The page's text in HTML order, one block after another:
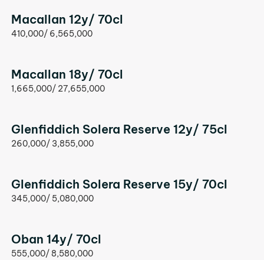
Macallan 12y/ 70cl
410,000/ 6,565,000
Macallan 18y/ 70cl
1,665,000/ 27,655,000
Glenfiddich Solera Reserve 12y/ 75cl
260,000/ 3,855,000
Glenfiddich Solera Reserve 15y/ 70cl
345,000/ 5,080,000
Oban 14y/ 70cl
555,000/ 8,580,000